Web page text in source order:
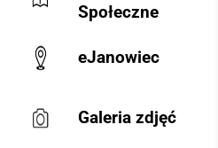
Społeczne
eJanowiec
Galeria zdjęć